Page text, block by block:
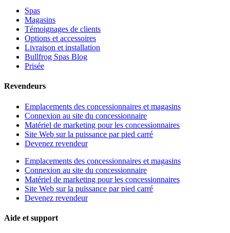
Spas
Magasins
Témoignages de clients
Options et accessoires
Livraison et installation
Bullfrog Spas Blog
Prisée
Revendeurs
Emplacements des concessionnaires et magasins
Connexion au site du concessionnaire
Matériel de marketing pour les concessionnaires
Site Web sur la puissance par pied carré
Devenez revendeur
Emplacements des concessionnaires et magasins
Connexion au site du concessionnaire
Matériel de marketing pour les concessionnaires
Site Web sur la puissance par pied carré
Devenez revendeur
Aide et support